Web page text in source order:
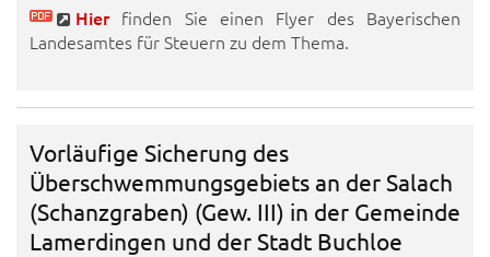
Hierfinden Sie einen Flyer des Bayerischen
Landesamtes für Steuern zu dem Thema.
Vorläufige Sicherung des
Überschwemmungsgebiets an der Salach
(Schanzgraben) (Gew. III) in der Gemeinde
Lamerdingen und der Stadt Buchloe